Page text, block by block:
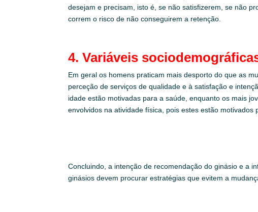
desejam e precisam, isto é, se não satisfizerem, se não
correm o risco de não conseguirem a retenção.
4. Variáveis
Em geral os homens praticam mais desporto do que as
perceção de serviços de qualidade e à satisfação e
idade estão motivadas para a saúde, enquanto os mais
envolvidos na atividade física, pois estes estão
Concluindo, a intenção de recomendação do ginásio e a
ginásios devem procurar estratégias que evitem a